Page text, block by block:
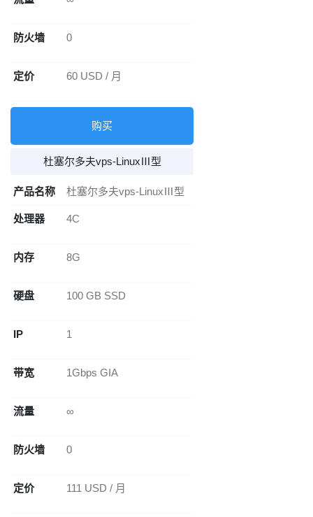
防火墙 0
定价 60 USD / 月
购买
杜塞尔多夫vps-LinuxⅢ型
产品名称 杜塞尔多夫vps-LinuxⅢ型
处理器 4C
内存 8G
硬盘 100 GB SSD
IP 1
带宽 1Gbps GIA
流量 ∞
防火墙 0
定价 111 USD / 月